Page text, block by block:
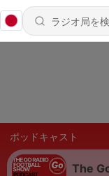
ポッドキャスト
The